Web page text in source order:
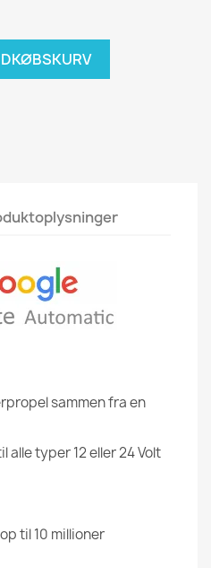
sammen fra en
typer 12 eller 24 Volt
til 10 millioner